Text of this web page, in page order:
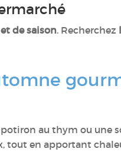
de saison. Recherchez
au thym ou une
tout en apportant